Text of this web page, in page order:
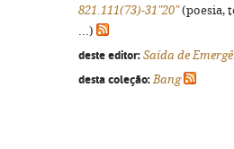
821.111(73)-31"20"(poesia,
...)
deste editor: Saída de
desta coleção: Bang